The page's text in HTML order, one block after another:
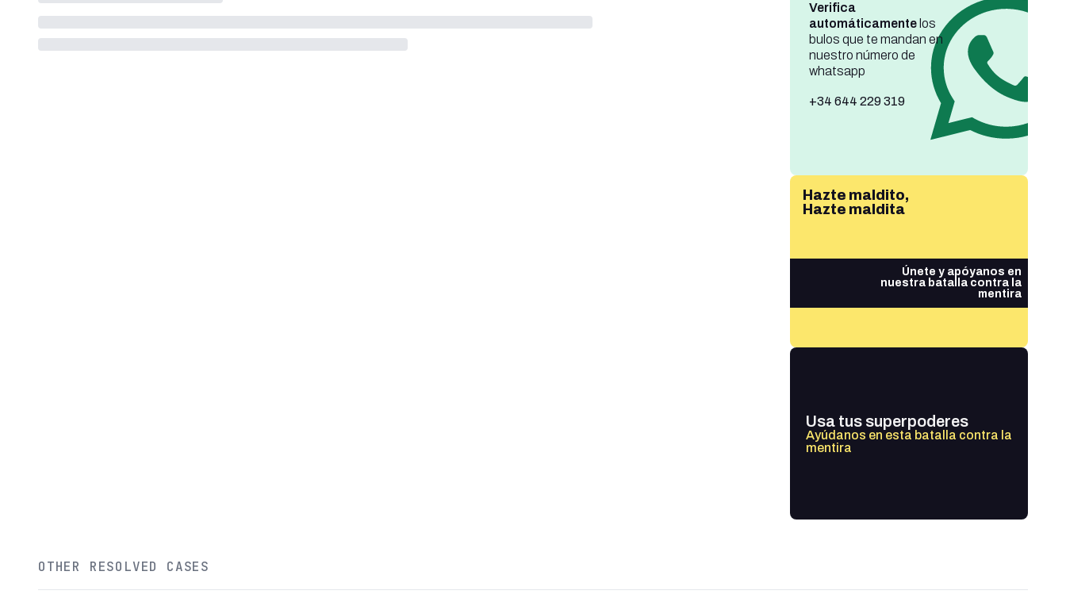
Verifica
automáticamentelos
bulos que te mandan en
nuestro número de
whatsapp
+34 644 229 319
Hazte maldito,
Hazte maldita
Únete y apóyanos en
nuestra batalla contra la
mentira
Usa tus superpoderes
Ayúdanos en esta batalla contra la
mentira
OTHER RESOLVED CASES